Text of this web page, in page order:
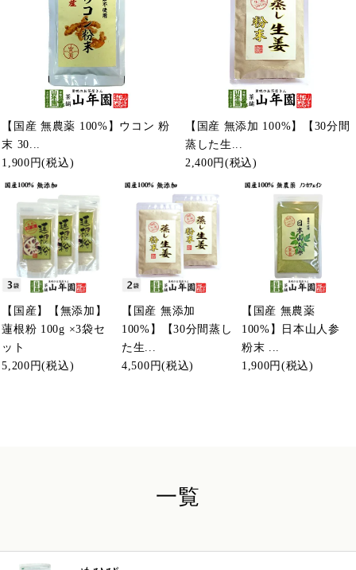
【国産 無農薬 100%】ウコン 粉
末 30...
1,900円(税込)
【国産 無添加 100%】【30分間
蒸した生...
2,400円(税込)
【国産】【無添加】
蓮根粉 100g ×3袋セ
ット
5,200円(税込)
【国産 無添加
100%】【30分間蒸し
た生...
4,500円(税込)
【国産 無農薬
100%】日本山人参
粉末 ...
1,900円(税込)
一覧